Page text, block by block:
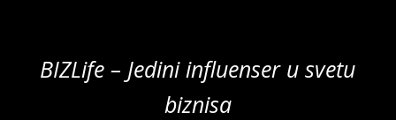
BIZLife – Jedini influenser u svetu
biznisa